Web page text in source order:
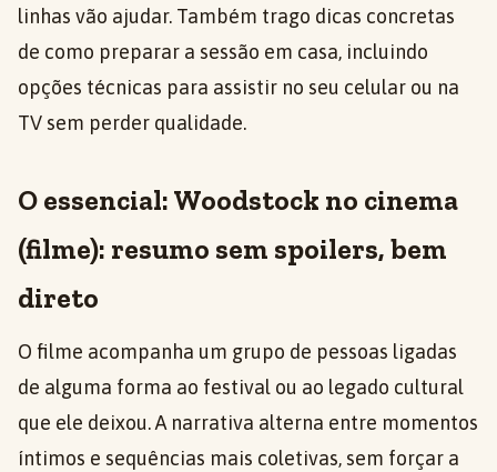
linhas vão ajudar. Também trago dicas concretas
de como preparar a sessão em casa, incluindo
opções técnicas para assistir no seu celular ou na
TV sem perder qualidade.
O essencial: Woodstock no cinema
(filme): resumo sem spoilers, bem
direto
O filme acompanha um grupo de pessoas ligadas
de alguma forma ao festival ou ao legado cultural
que ele deixou. A narrativa alterna entre momentos
íntimos e sequências mais coletivas, sem forçar a